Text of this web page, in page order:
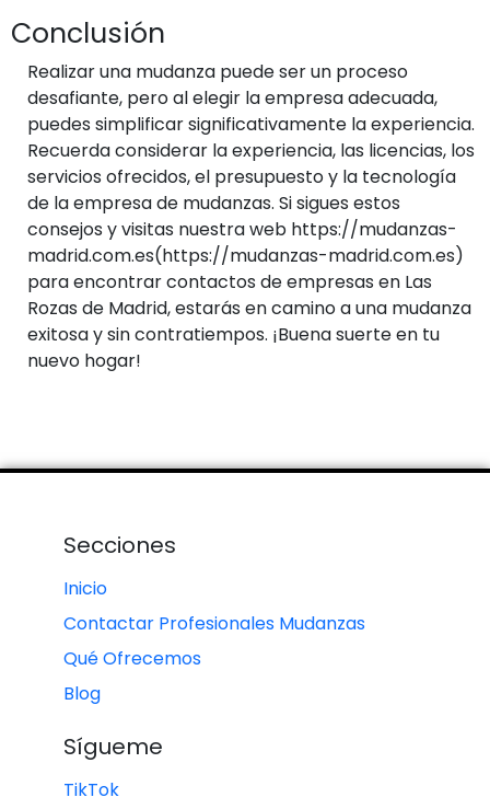
Conclusión
Realizar una mudanza puede ser un proceso
desafiante, pero al elegir la empresa adecuada,
puedes simplificar significativamente la experiencia.
Recuerda considerar la experiencia, las licencias, los
servicios ofrecidos, el presupuesto y la tecnología
de la empresa de mudanzas. Si sigues estos
consejos y visitas nuestra web https://mudanzas-
madrid.com.es(https://mudanzas-madrid.com.es)
para encontrar contactos de empresas en Las
Rozas de Madrid, estarás en camino a una mudanza
exitosa y sin contratiempos. ¡Buena suerte en tu
nuevo hogar!
Secciones
Inicio
Contactar Profesionales Mudanzas
Qué Ofrecemos
Blog
Sígueme
TikTok